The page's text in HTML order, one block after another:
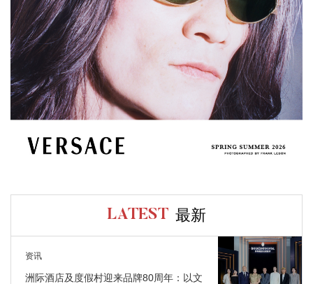
LATEST 最新
资讯
洲际酒店及度假村迎来品牌80周年：以文